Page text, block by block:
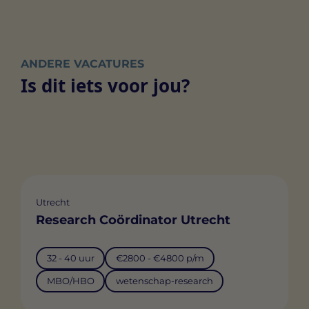
ANDERE VACATURES
Is dit iets voor jou?
Utrecht
Research Coördinator Utrecht
32 - 40 uur €2800 - €4800 p/m
MBO/HBO wetenschap-research